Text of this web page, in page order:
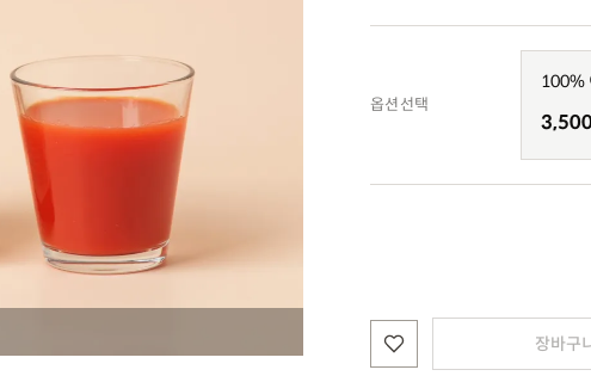
옵션선택
100%
장바구